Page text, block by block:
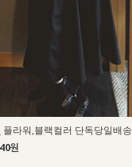
플라워,블랙컬러 단독당일배송
원